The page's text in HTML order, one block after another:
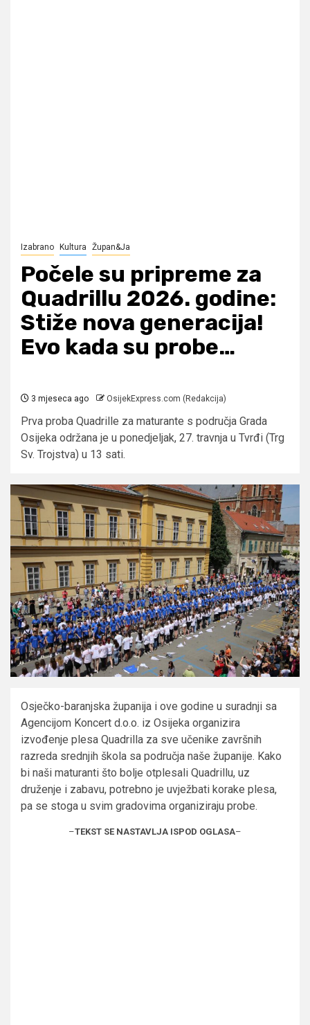
Izabrano Kultura Župan&Ja
Počele su pripreme za
Quadrillu 2026. godine:
Stiže nova generacija!
Evo kada su probe…
3 mjeseca ago OsijekExpress.com (Redakcija)
Prva proba Quadrille za maturante s područja Grada
Osijeka održana je u ponedjeljak, 27. travnja u Tvrđi (Trg
Sv. Trojstva) u 13 sati.
Osječko-baranjska županija i ove godine u suradnji sa
Agencijom Koncert d.o.o. iz Osijeka organizira
izvođenje plesa Quadrilla za sve učenike završnih
razreda srednjih škola sa područja naše županije. Kako
bi naši maturanti što bolje otplesali Quadrillu, uz
druženje i zabavu, potrebno je uvježbati korake plesa,
pa se stoga u svim gradovima organiziraju probe.
–TEKST SE NASTAVLJA ISPOD OGLASA–